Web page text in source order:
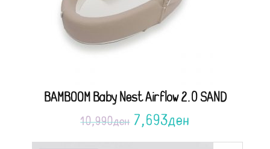
BAMBOOM Baby Nest Airflow 2.0 SAND
10,990ден 7,693ден